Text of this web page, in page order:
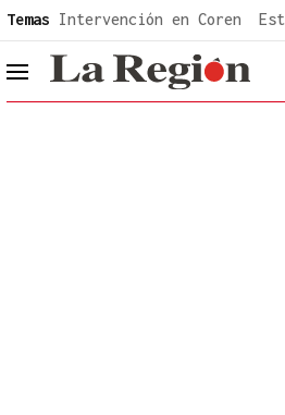
Temas Intervención en Coren
header.menu.open